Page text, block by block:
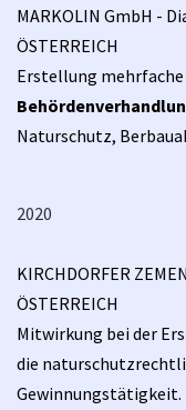
MARKOLIN GmbH -
ÖSTERREICH
Erstellung mehrfache
Naturschutz,
2020
KIRCHDORFER
ÖSTERREICH
Mitwirkung bei der
die
Gewinnungstätigkeit.